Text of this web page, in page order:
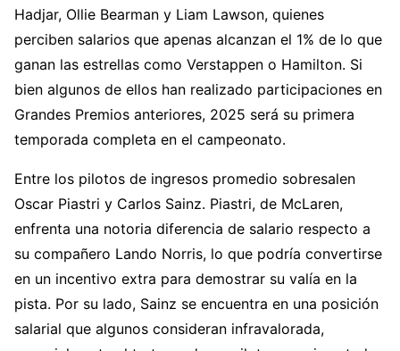
Hadjar, Ollie Bearman y Liam Lawson, quienes
perciben salarios que apenas alcanzan el 1% de lo que
ganan las estrellas como Verstappen o Hamilton. Si
bien algunos de ellos han realizado participaciones en
Grandes Premios anteriores, 2025 será su primera
temporada completa en el campeonato.
Entre los pilotos de ingresos promedio sobresalen
Oscar Piastri y Carlos Sainz. Piastri, de McLaren,
enfrenta una notoria diferencia de salario respecto a
su compañero Lando Norris, lo que podría convertirse
en un incentivo extra para demostrar su valía en la
pista. Por su lado, Sainz se encuentra en una posición
salarial que algunos consideran infravalorada,